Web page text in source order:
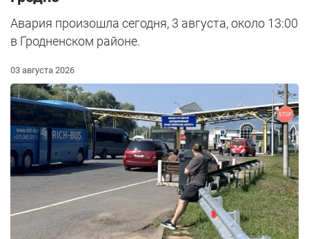
Авария произошла сегодня, 3 августа, около 13:00
в Гродненском районе.
03 августа 2026